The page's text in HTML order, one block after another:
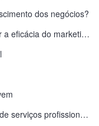
dos negócios?
Usar tecnologias digitais para melhorar a eficácia do marketing
Software RCM moderno e automação de serviços profissionais (PSA)